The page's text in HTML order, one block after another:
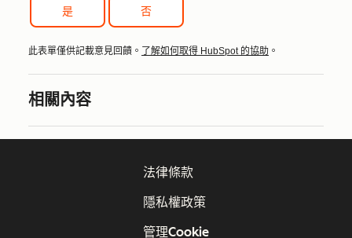
是 否
此表單僅供記載意見回饋。 了解如何取得 HubSpot 的協助 。
相關內容
法律條款
隱私權政策
管理Cookie